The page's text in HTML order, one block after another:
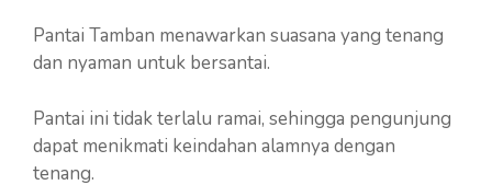
Pantai Tamban menawarkan suasana yang tenang
dan nyaman untuk bersantai.
Pantai ini tidak terlalu ramai, sehingga pengunjung
dapat menikmati keindahan alamnya dengan
tenang.